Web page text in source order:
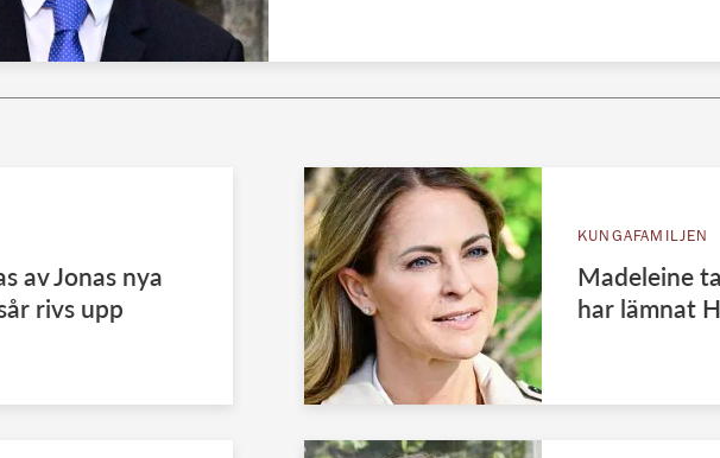
av Jonas nya
rivs upp
KUNGAFAMILJEN
Madeleine
har lämnat